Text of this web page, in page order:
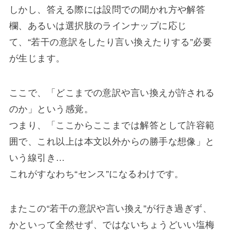
しかし、答える際には設問での聞かれ方や解答
欄、あるいは選択肢のラインナップに応じ
て、“若干の意訳をしたり言い換えたりする”必要
が生じます。
ここで、「どこまでの意訳や言い換えが許される
のか」という感覚。
つまり、「ここからここまでは解答として許容範
囲で、これ以上は本文以外からの勝手な想像」と
いう線引き…
これがすなわち“センス”になるわけです。
またこの“若干の意訳や言い換え”が行き過ぎず、
かといって全然せず、ではないちょうどいい塩梅